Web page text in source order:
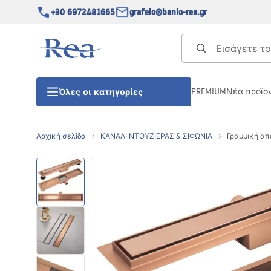
+30 6972481665 grafeio@banio-rea.gr
Όλες οι κατηγορίες
Πόρτες ντουζίερας
ΒΑΣΕΙΣ ΝΤΟΥΖΙΕΡΑΣ
ΣΙΦΩΝΙΑ ΔΑΠΕΔΟΥ
PREMIUMΝέα
Αρχική σελίδα ΚΑΝΑΛΙ ΝΤΟΥΖΙΕΡΑΣ & ΣΙΦΩΝΙΑ Γραμμική